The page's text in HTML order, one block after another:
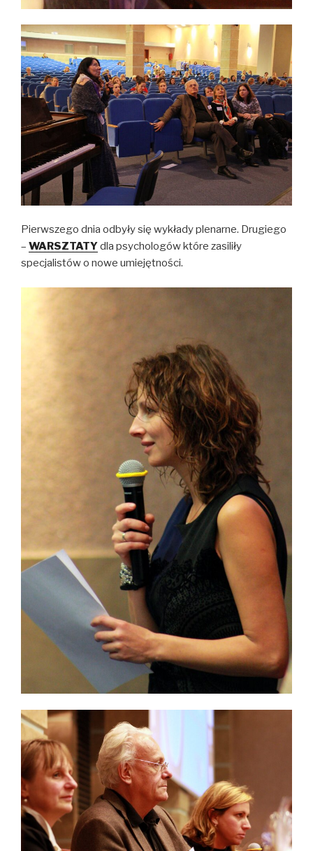
Pierwszego dnia odbyły się wykłady plenarne. Drugiego
– WARSZTATYdla psychologów które zasiliły
specjalistów o nowe umiejętności.